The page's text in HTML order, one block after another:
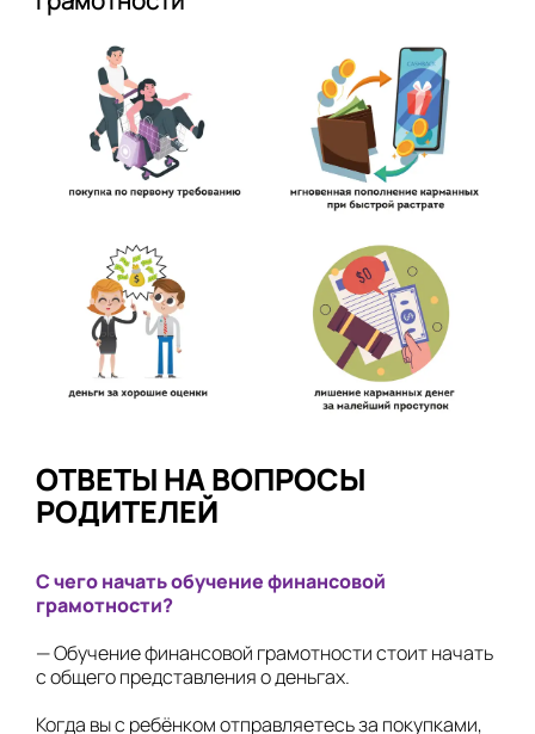
ОТВЕТЫ НА ВОПРОСЫ
РОДИТЕЛЕЙ
С чего начать обучение финансовой
грамотности?
— Обучение финансовой грамотности стоит начать
с общего представления о деньгах.
Когда вы с ребёнком отправляетесь за покупками,